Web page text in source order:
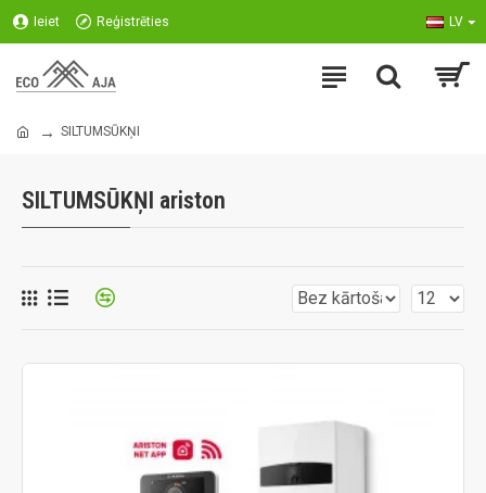
Ieiet Reģistrēties LV
SILTUMSŪKŅI
SILTUMSŪKŅI ariston